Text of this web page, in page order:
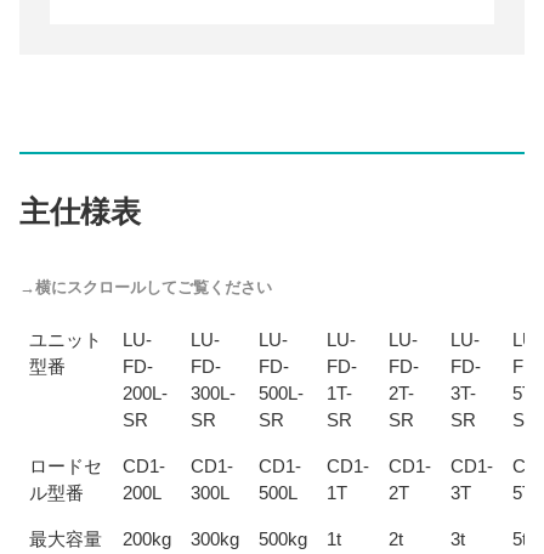
主仕様表
ユニット
型番
LU-
FD-
200L-
SR
LU-
FD-
300L-
SR
LU-
FD-
500L-
SR
LU-
FD-
1T-
SR
LU-
FD-
2T-
SR
LU-
FD-
3T-
SR
LU-
FD-
5T-
SR
ロードセ
ル型番
CD1-
200L
CD1-
300L
CD1-
500L
CD1-
1T
CD1-
2T
CD1-
3T
5T
最大容量
200kg 300kg 500kg 1t 2t 3t 5t